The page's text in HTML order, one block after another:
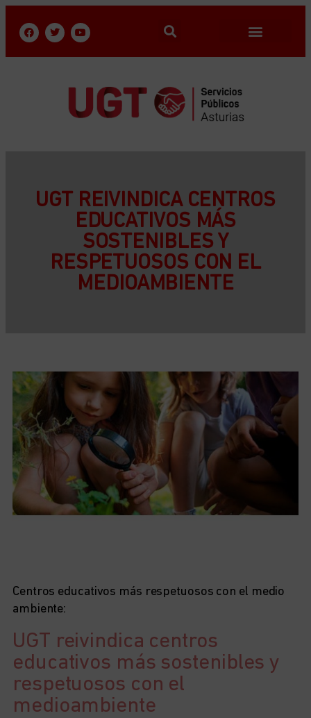
UGT REIVINDICA CENTROS
EDUCATIVOS MÁS
SOSTENIBLES Y
RESPETUOSOS CON EL
MEDIOAMBIENTE
Centros educativos más respetuosos con el medio
ambiente:
UGT reivindica centros
educativos más sostenibles y
respetuosos con el
medioambiente